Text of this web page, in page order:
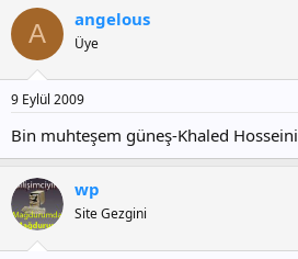
A angelous
Üye
9 Eylül 2009
Bin muhteşem güneş-Khaled Hosseini
wp
Site Gezgini